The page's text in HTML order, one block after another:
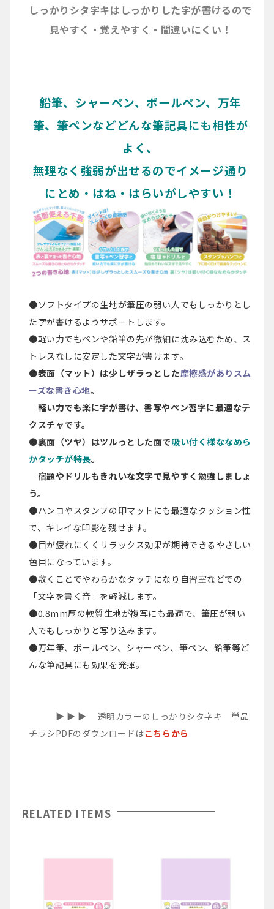
しっかりシタ字キはしっかりした字が書けるので
見やすく・覚えやすく・間違いにくい！
鉛筆、シャーペン、ボールペン、万年
筆、筆ペンなどどんな筆記具にも相性が
よく、
無理なく強弱が出せるのでイメージ通り
にとめ・はね・はらいがしやすい！
●ソフトタイプの生地が筆圧の弱い人でもしっかりとし
た字が書けるようサポートします。
●軽い力でもペンや鉛筆の先が微細に沈み込むため、ス
トレスなしに安定した文字が書けます。
●表面（マット）は少しザラっとした摩擦感がありスム
ーズな書き心地。
軽い力でも楽に字が書け、書写やペン習字に最適なテ
クスチャです。
●裏面（ツヤ）はツルっとした面で吸い付く様ななめら
かタッチが特長。
宿題やドリルもきれいな文字で見やすく勉強しましょ
う。
●ハンコやスタンプの印マットにも最適なクッション性
で、キレイな印影を残せます。
●目が疲れにくくリラックス効果が期待できるやさしい
色目になっています。
●敷くことでやわらかなタッチになり自習室などでの
「文字を書く音」を軽減します。
●0.8mm厚の軟質生地が複写にも最適で、筆圧が弱い
人でもしっかりと写り込みます。
●万年筆、ボールペン、シャーペン、筆ペン、鉛筆等ど
んな筆記具にも効果を発揮。
▶︎ ▶︎ ▶︎ 透明カラーのしっかりシタ字キ 単品
チラシPDFのダウンロードはこちらから
RELATED ITEMS